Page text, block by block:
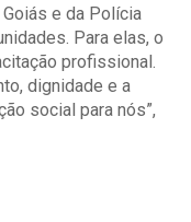
e da Polícia
Para elas, o
profissional.
dignidade e a
social para nós”,